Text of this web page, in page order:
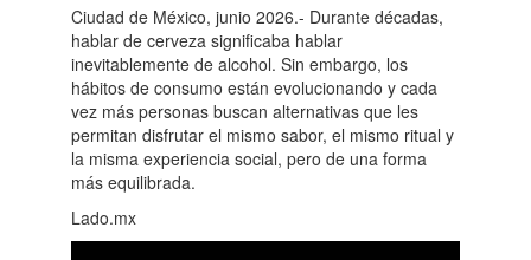
Ciudad de México, junio 2026.- Durante décadas,
hablar de cerveza significaba hablar
inevitablemente de alcohol. Sin embargo, los
hábitos de consumo están evolucionando y cada
vez más personas buscan alternativas que les
permitan disfrutar el mismo sabor, el mismo ritual y
la misma experiencia social, pero de una forma
más equilibrada.
Lado.mx